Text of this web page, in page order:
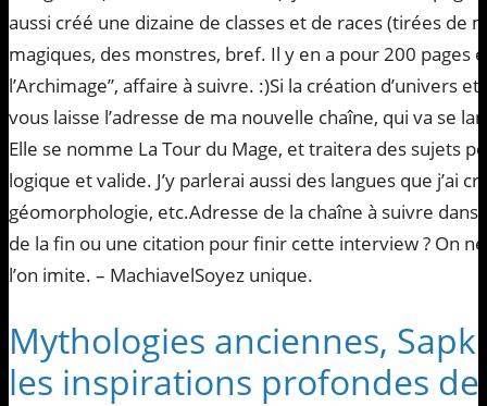
aussi créé une dizaine de classes et de races (tirées de
magiques, des monstres, bref. Il y en a pour 200 pages
l’Archimage”, affaire à suivre. :)Si la création d’univers
vous laisse l’adresse de ma nouvelle chaîne, qui va se
Elle se nomme La Tour du Mage, et traitera des sujets
logique et valide. J’y parlerai aussi des langues que j’ai
géomorphologie, etc.Adresse de la chaîne à suivre
de la fin ou une citation pour finir cette interview ? On
l’on imite. – MachiavelSoyez unique.
Mythologies anciennes,
les inspirations profondes